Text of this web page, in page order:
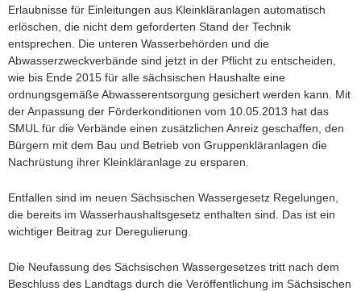
Erlaubnisse für Einleitungen aus Kleinkläranlagen automatisch
erlöschen, die nicht dem geforderten Stand der Technik
entsprechen. Die unteren Wasserbehörden und die
Abwasserzweckverbände sind jetzt in der Pflicht zu entscheiden,
wie bis Ende 2015 für alle sächsischen Haushalte eine
ordnungsgemäße Abwasserentsorgung gesichert werden kann. Mit
der Anpassung der Förderkonditionen vom 10.05.2013 hat das
SMUL für die Verbände einen zusätzlichen Anreiz geschaffen, den
Bürgern mit dem Bau und Betrieb von Gruppenkläranlagen die
Nachrüstung ihrer Kleinkläranlage zu ersparen.
Entfallen sind im neuen Sächsischen Wassergesetz Regelungen,
die bereits im Wasserhaushaltsgesetz enthalten sind. Das ist ein
wichtiger Beitrag zur Deregulierung.
Die Neufassung des Sächsischen Wassergesetzes tritt nach dem
Beschluss des Landtags durch die Veröffentlichung im Sächsischen